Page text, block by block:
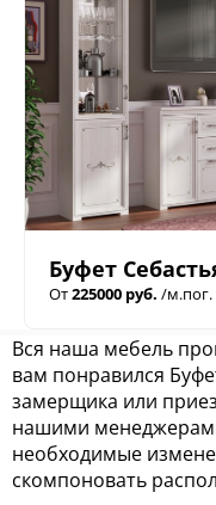
Буфет
От225000 руб. /м.пог.
Вся наша мебель
вам понравился
замерщика или
нашими
необходимые
скомпоновать